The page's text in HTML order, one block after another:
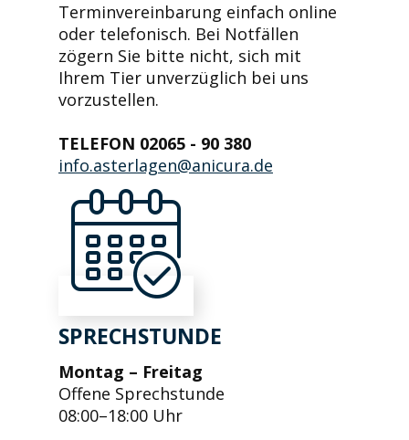
Terminvereinbarung einfach online
oder telefonisch. Bei Notfällen
zögern Sie bitte nicht, sich mit
Ihrem Tier unverzüglich bei uns
vorzustellen.
TELEFON 02065 - 90 380
info.asterlagen@anicura.de
SPRECHSTUNDE
Montag – Freitag
Offene Sprechstunde
08:00–18:00 Uhr